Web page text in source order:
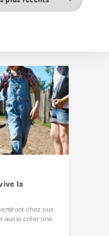
la
chez eux
aussi créer une